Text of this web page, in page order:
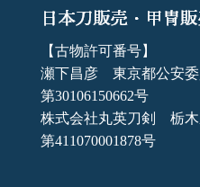
【古物許可番号】
瀬下昌彦 東京都公安委
第30106150662号
株式会社丸英刀剣 栃木
第411070001878号